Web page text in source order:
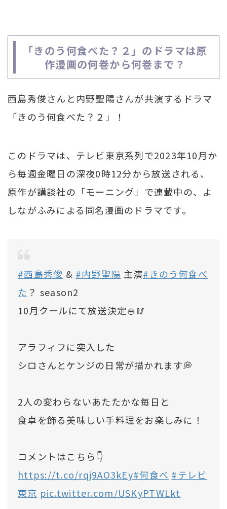
「きのう何食べた？２」のドラマは原
作漫画の何巻から何巻まで？
西島秀俊さんと内野聖陽さんが共演するドラマ
「きのう何食べた？２」！
このドラマは、テレビ東京系列で2023年10月か
ら毎週金曜日の深夜0時12分から放送される、
原作が講談社の「モーニング」で連載中の、よ
しながふみによる同名漫画のドラマです。
#西島秀俊 & #内野聖陽 主演#きのう何食べ
た ？ season2
10月クールにて放送決定🍚🥢
アラフィフに突入した
シロさんとケンジの日常が描かれます💭
2人の変わらないあたたかな毎日と
食卓を飾る美味しい手料理をお楽しみに！
コメントはこちら👇
https://t.co/rqj9AO3kEy#何食べ #テレビ
東京 pic.twitter.com/USKyPTWLkt